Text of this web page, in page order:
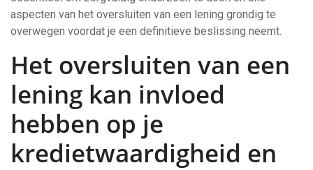
aspecten van het oversluiten van een lening grondig te
overwegen voordat je een definitieve beslissing neemt.
Het oversluiten van een
lening kan invloed
hebben op je
kredietwaardigheid en